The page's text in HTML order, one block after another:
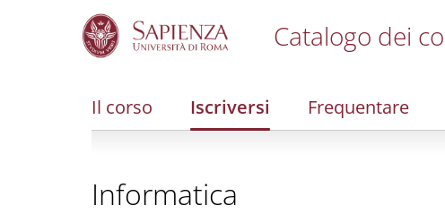
Catalogo dei
Il corso Iscriversi Frequentare
Informatica